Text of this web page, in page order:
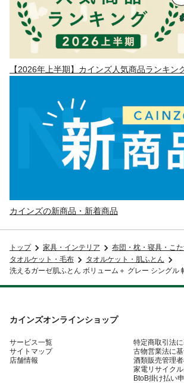
【2026年上半期】カインズ人気商品ランキン
カインズの新商品・新着商品
トップ 家具・インテリア
布団・枕・寝具・こ
タオルケット・毛布
タオルケット・肌ふとん
洗えるガーゼ肌ふとん ボリューム＋ グレー シングル
カインズオンラインショップ
サービス一覧
サイトマップ
店舗情報
特定商取引法
古物営業法に
酒類販売管理
家電リサイク
BtoB掛け払い